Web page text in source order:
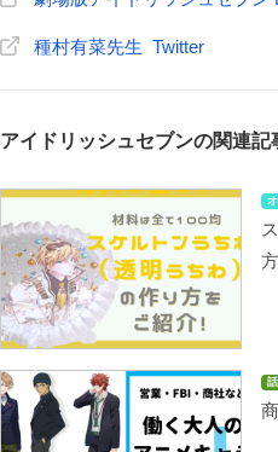
種村有菜先生 Twitter
アイドリッシュセブンの関連記